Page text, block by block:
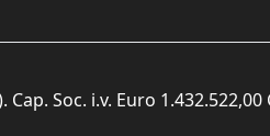
Soc. i.v. Euro 1.432.522,00